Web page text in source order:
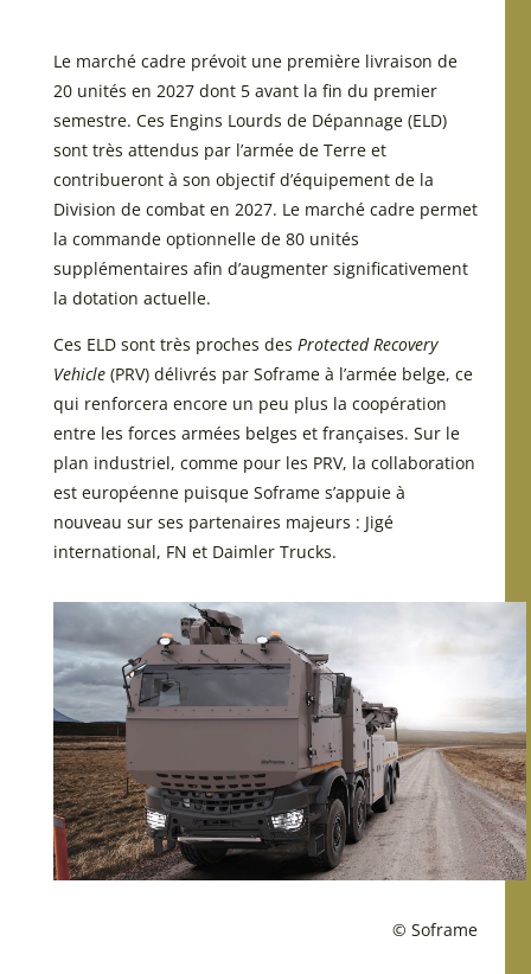
Le marché cadre prévoit une première livraison de
20 unités en 2027 dont 5 avant la fin du premier
semestre. Ces Engins Lourds de Dépannage (ELD)
sont très attendus par l’armée de Terre et
contribueront à son objectif d’équipement de la
Division de combat en 2027. Le marché cadre permet
la commande optionnelle de 80 unités
supplémentaires afin d’augmenter significativement
la dotation actuelle.
Ces ELD sont très proches des Protected Recovery
Vehicle(PRV) délivrés par Soframe à l’armée belge, ce
qui renforcera encore un peu plus la coopération
entre les forces armées belges et françaises. Sur le
plan industriel, comme pour les PRV, la collaboration
est européenne puisque Soframe s’appuie à
nouveau sur ses partenaires majeurs : Jigé
international, FN et Daimler Trucks.
© Soframe